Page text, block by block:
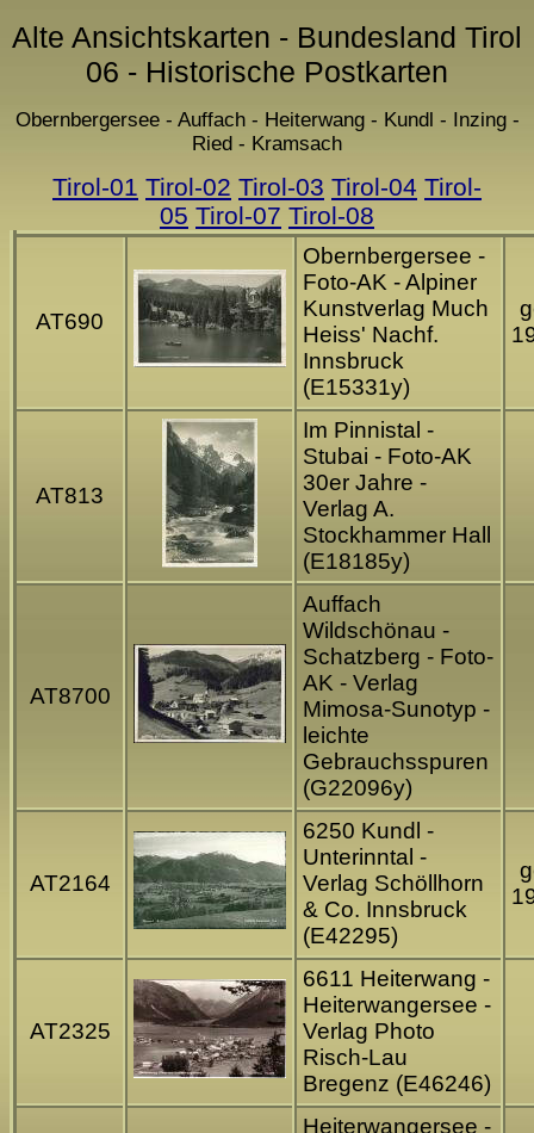
Alte Ansichtskarten - Bundesland Tirol
06 - Historische Postkarten
Obernbergersee - Auffach - Heiterwang - Kundl - Inzing -
Ried - Kramsach
Tirol-01 Tirol-02 Tirol-03 Tirol-04 Tirol-
05 Tirol-07 Tirol-08
AT690
Obernbergersee -
Foto-AK - Alpiner
Kunstverlag Much
Heiss' Nachf.
Innsbruck
(E15331y)
AT813
Im Pinnistal -
Stubai - Foto-AK
30er Jahre -
Verlag A.
Stockhammer Hall
(E18185y)
AT8700
Auffach
Wildschönau -
Schatzberg - Foto-
AK - Verlag
Mimosa-Sunotyp -
leichte
Gebrauchsspuren
(G22096y)
AT2164
6250 Kundl -
Unterinntal -
Verlag Schöllhorn
& Co. Innsbruck
(E42295)
AT2325
6611 Heiterwang -
Heiterwangersee -
Verlag Photo
Risch-Lau
Bregenz (E46246)
Heiterwangersee -